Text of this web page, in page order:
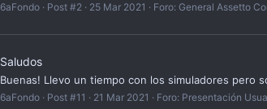
6aFondo Post #2 25 Mar 2021 Foro: General Assetto
Saludos
Buenas! Llevo un tiempo con los simuladores pero
6aFondo Post #11 21 Mar 2021 Foro: Presentación